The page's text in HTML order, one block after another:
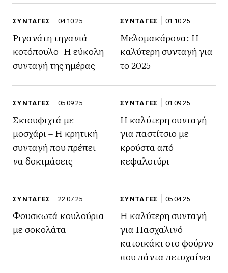
ΣΥΝΤΑΓΕΣ 04.10.25
Ριγανάτη τηγανιά
κοτόπουλο- Η εύκολη
συνταγή της ημέρας
ΣΥΝΤΑΓΕΣ 01.10.25
Μελομακάρονα: Η
καλύτερη συνταγή για
το 2025
ΣΥΝΤΑΓΕΣ 05.09.25
Σκιουφιχτά με
μοσχάρι – Η κρητική
συνταγή που πρέπει
να δοκιμάσεις
ΣΥΝΤΑΓΕΣ 01.09.25
Η καλύτερη συνταγή
για παστίτσιο με
κρούστα από
κεφαλοτύρι
ΣΥΝΤΑΓΕΣ 22.07.25
Φουσκωτά κουλούρια
με σοκολάτα
ΣΥΝΤΑΓΕΣ 05.04.25
Η καλύτερη συνταγή
για Πασχαλινό
κατσικάκι στο φούρνο
που πάντα πετυχαίνει